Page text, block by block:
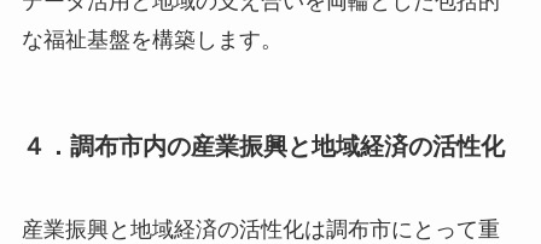
な福祉基盤を構築します。
４．調布市内の産業振興と地域経済の活性化
産業振興と地域経済の活性化は調布市にとって重